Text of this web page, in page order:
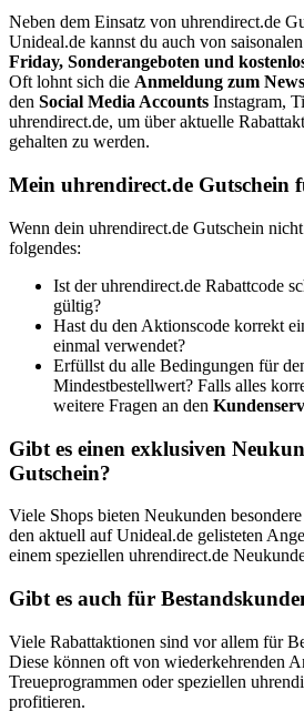
Neben dem Einsatz von uhrendirect.de
Unideal.de kannst du auch von
Friday, Sonderangeboten und
Oft lohnt sich die Anmeldung zum
den Social Media Accounts Instagram,
uhrendirect.de, um über aktuelle
gehalten zu werden.
Mein uhrendirect.de Gutschein
Wenn dein uhrendirect.de Gutschein
folgendes:
Ist der uhrendirect.de Rabattcode
gültig?
Hast du den Aktionscode korrekt
einmal verwendet?
Erfüllst du alle Bedingungen für
Mindestbestellwert? Falls alles
weitere Fragen an den
Gibt es einen exklusiven
Gutschein?
Viele Shops bieten Neukunden
den aktuell auf Unideal.de gelisteten
einem speziellen uhrendirect.de
Gibt es auch für
Viele Rabattaktionen sind vor allem für
Diese können oft von wiederkehrenden
Treueprogrammen oder speziellen
profitieren.